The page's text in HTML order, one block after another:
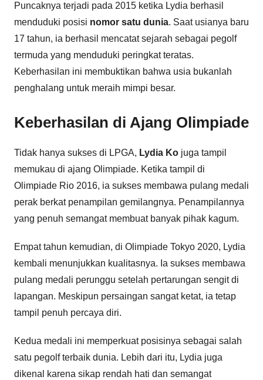
Puncaknya terjadi pada 2015 ketika Lydia berhasil
menduduki posisi nomor satu dunia. Saat usianya baru
17 tahun, ia berhasil mencatat sejarah sebagai pegolf
termuda yang menduduki peringkat teratas.
Keberhasilan ini membuktikan bahwa usia bukanlah
penghalang untuk meraih mimpi besar.
Keberhasilan di Ajang Olimpiade
Tidak hanya sukses di LPGA, Lydia Ko juga tampil
memukau di ajang Olimpiade. Ketika tampil di
Olimpiade Rio 2016, ia sukses membawa pulang medali
perak berkat penampilan gemilangnya. Penampilannya
yang penuh semangat membuat banyak pihak kagum.
Empat tahun kemudian, di Olimpiade Tokyo 2020, Lydia
kembali menunjukkan kualitasnya. Ia sukses membawa
pulang medali perunggu setelah pertarungan sengit di
lapangan. Meskipun persaingan sangat ketat, ia tetap
tampil penuh percaya diri.
Kedua medali ini memperkuat posisinya sebagai salah
satu pegolf terbaik dunia. Lebih dari itu, Lydia juga
dikenal karena sikap rendah hati dan semangat